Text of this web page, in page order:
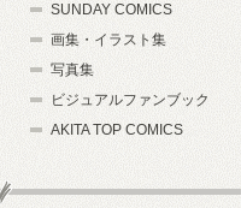
SUNDAY COMICS
画集・イラスト集
写真集
ビジュアルファンブック
AKITA TOP COMICS